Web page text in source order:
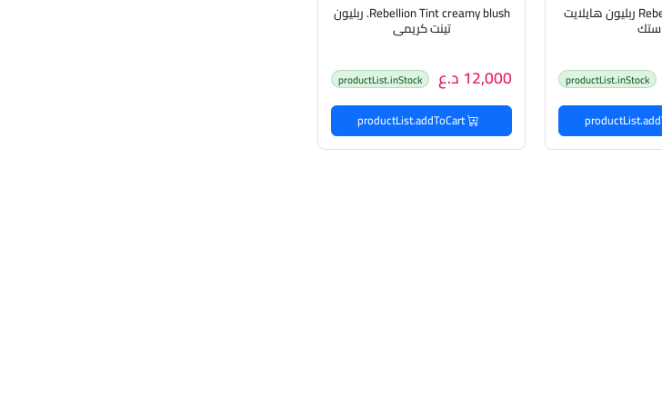
Rebellion Highlight ربليون هايلايت
ستك
productList.inStock
Rebellion Tint creamy blush. ربليون
تينت كريمي
12,000 د.ع productList.inStock
productList.addToCart